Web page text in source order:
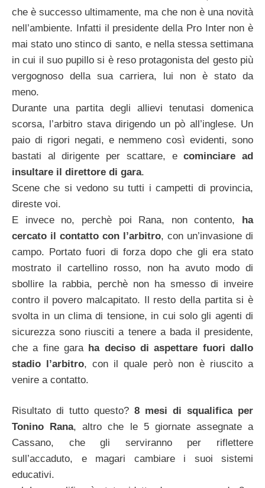
che è successo ultimamente, ma che non è una novità
nell’ambiente. Infatti il presidente della Pro Inter non è
mai stato uno stinco di santo, e nella stessa settimana
in cui il suo pupillo si è reso protagonista del gesto più
vergognoso della sua carriera, lui non è stato da
meno.
Durante una partita degli allievi tenutasi domenica
scorsa, l’arbitro stava dirigendo un pò all’inglese. Un
paio di rigori negati, e nemmeno così evidenti, sono
bastati al dirigente per scattare, ecominciare ad
insultare il direttore di gara.
Scene che si vedono su tutti i campetti di provincia,
direste voi.
E invece no, perchè poi Rana, non contento, ha
cercato il contatto con l’arbitro, con un’invasione di
campo. Portato fuori di forza dopo che gli era stato
mostrato il cartellino rosso, non ha avuto modo di
sbollire la rabbia, perchè non ha smesso di inveire
contro il povero malcapitato. Il resto della partita si è
svolta in un clima di tensione, in cui solo gli agenti di
sicurezza sono riusciti a tenere a bada il presidente,
che a fine gara ha deciso di aspettare fuori dallo
stadio l’arbitro, con il quale però non è riuscito a
venire a contatto.
Risultato di tutto questo? 8 mesi di squalifica per
Tonino Rana, altro che le 5 giornate assegnate a
Cassano, che gli serviranno per riflettere
sull’accaduto, e magari cambiare i suoi sistemi
educativi.